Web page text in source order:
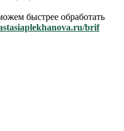
быстрее обработать
brif